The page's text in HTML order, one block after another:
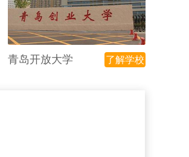
青岛开放大学 了解学校